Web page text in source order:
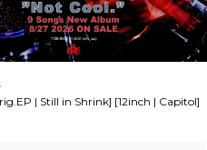
| Still in Shrink] [12inch | Capitol]